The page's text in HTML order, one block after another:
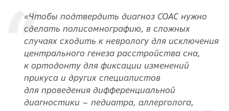
«Чтобы подтвердить диагноз СОАС нужно
сделать полисомнографию, в сложных
случаях сходить к неврологу для исключения
центрального генеза расстройства сна,
к ортодонту для фиксации изменений
прикуса и других специалистов
для проведения дифференциальной
диагностики – педиатра, аллерголога,